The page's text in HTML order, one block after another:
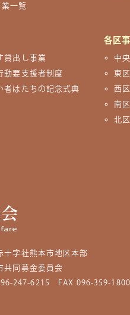
一覧
貸出し事業
動要支援者制度
者はたちの記念式典
各区
中
東
西
南
北
十字社熊本市地区本部
共同募金委員会
247-6215 FAX 096-359-1800